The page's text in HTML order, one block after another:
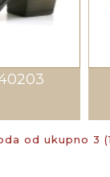
od ukupno 3